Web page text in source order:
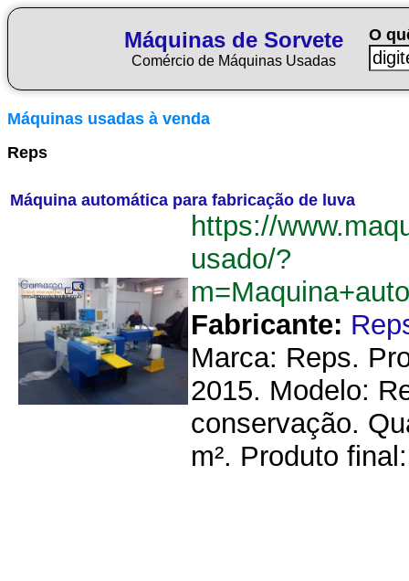
Máquinas de Sorvete
Comércio de Máquinas Usadas
O
Máquinas usadas à venda
Reps
Máquina automática para fabricação de luva
https://
usado/?
Fabricante:
Marca: Reps.
2015. Modelo:
conservação.
m². Produto